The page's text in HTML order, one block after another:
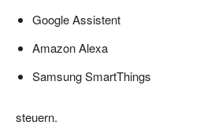
Google Assistent
Amazon Alexa
Samsung SmartThings
steuern.